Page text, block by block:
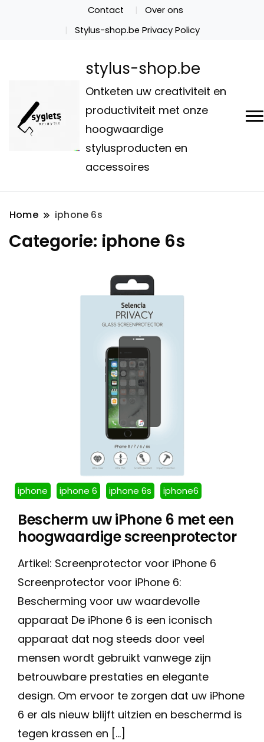
Contact
Over ons
Stylus-shop.be Privacy Policy
stylus-shop.be
Ontketen uw creativiteit en
productiviteit met onze
hoogwaardige
stylusproducten en
accessoires
Home iphone 6s
Categorie: iphone 6s
iphone iphone 6 iphone 6s iphone6
Bescherm uw iPhone 6 met een
hoogwaardige screenprotector
Artikel: Screenprotector voor iPhone 6
Screenprotector voor iPhone 6:
Bescherming voor uw waardevolle
apparaat De iPhone 6 is een iconisch
apparaat dat nog steeds door veel
mensen wordt gebruikt vanwege zijn
betrouwbare prestaties en elegante
design. Om ervoor te zorgen dat uw iPhone
6 er als nieuw blijft uitzien en beschermd is
tegen krassen en […]